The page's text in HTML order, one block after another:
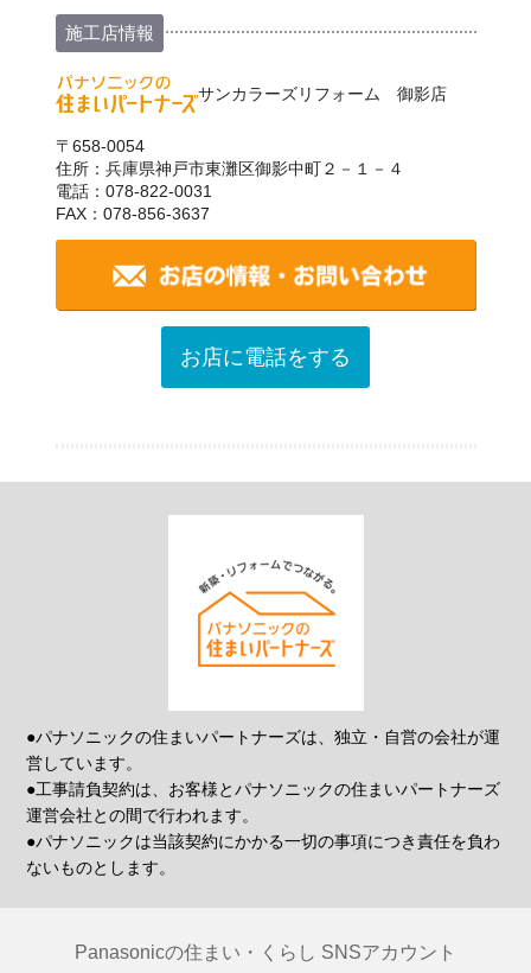
施工店情報
サンカラーズリフォーム 御影店
〒658-0054
住所：兵庫県神戸市東灘区御影中町２－１－４
電話：078-822-0031
FAX：078-856-3637
お店に電話をする
●パナソニックの住まいパートナーズは、独立・自営の会社が運
営しています。
●工事請負契約は、お客様とパナソニックの住まいパートナーズ
運営会社との間で行われます。
●パナソニックは当該契約にかかる一切の事項につき責任を負わ
ないものとします。
Panasonicの住まい・くらし SNSアカウント